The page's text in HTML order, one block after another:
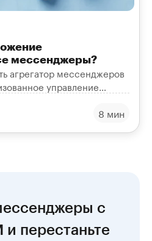
мессенджеры?
агрегатор мессенджеров
управление
8 мин
с
и перестаньте